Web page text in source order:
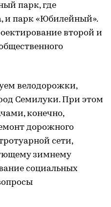
парк, где
и парк «Юбилейный».
второй и
велодорожки,
Семилуки. При этом
конечно,
дорожного
сети,
зимнему
социальных